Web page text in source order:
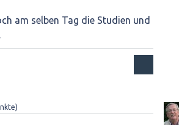
am selben Tag die Studien und